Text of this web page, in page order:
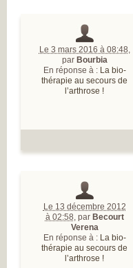
Le 3 mars 2016 à 08:48,
par Bourbia
En réponse à : La bio-
thérapie au secours de
l’arthrose !
Le 13 décembre 2012
à 02:58, par Becourt
Verena
En réponse à : La bio-
thérapie au secours de
l’arthrose !